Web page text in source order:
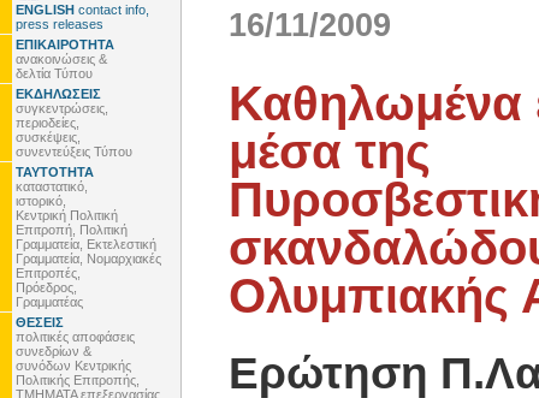
ENGLISH contact info,
press releases
ΕΠΙΚΑΙΡΟΤΗΤΑ
ανακοινώσεις &
δελτία Τύπου
ΕΚΔΗΛΩΣΕΙΣ
συγκεντρώσεις,
περιοδείες,
συσκέψεις,
συνεντεύξεις Τύπου
ΤΑΥΤΟΤΗΤΑ
καταστατικό,
ιστορικό,
Κεντρική Πολιτική
Επιτροπή, Πολιτική
Γραμματεία, Εκτελεστική
Γραμματεία, Νομαρχιακές
Επιτροπές,
Πρόεδρος,
Γραμματέας
ΘΕΣΕΙΣ
πολιτικές αποφάσεις
συνεδρίων &
συνόδων Κεντρικής
Πολιτικής Επιτροπής,
ΤΜΗΜΑΤΑ επεξεργασίας
16/11/2009
Καθηλωμένα
μέσα της
Ολυμπιακής
Ερώτηση